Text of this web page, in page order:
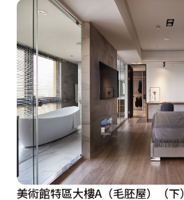
美術館特區大樓A（毛胚屋）（下）